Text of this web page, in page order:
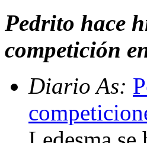
Pedrito hace
competición
Diario As: